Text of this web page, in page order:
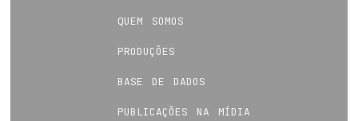
quem somos
produções
base de dados
publicações na mídia